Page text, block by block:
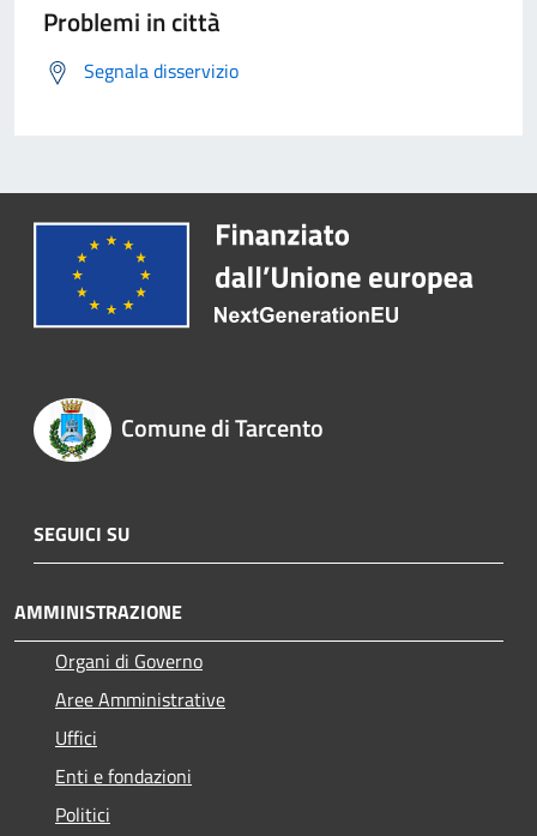
Problemi in città
Segnala disservizio
Comune di Tarcento
SEGUICI SU
AMMINISTRAZIONE
Organi di Governo
Aree Amministrative
Uffici
Enti e fondazioni
Politici